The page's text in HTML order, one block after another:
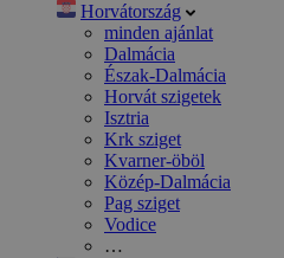
Horvátország
minden ajánlat
Dalmácia
Észak-Dalmácia
Horvát szigetek
Isztria
Krk sziget
Kvarner-öböl
Közép-Dalmácia
Pag sziget
Vodice
…